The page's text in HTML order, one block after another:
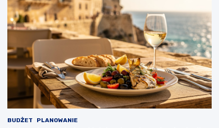
BUDŻET PLANOWANIE